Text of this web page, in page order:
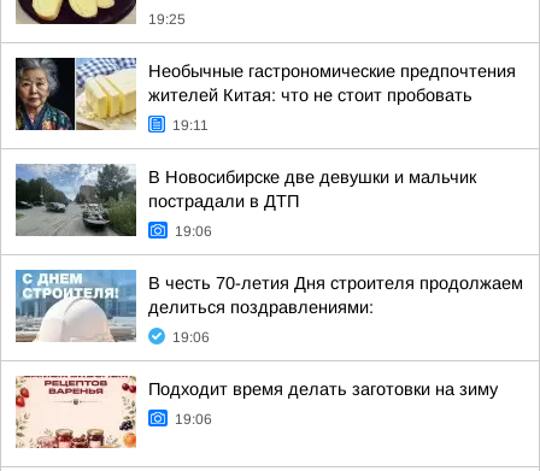
19:25
Необычные гастрономические предпочтения
жителей Китая: что не стоит пробовать
19:11
В Новосибирске две девушки и мальчик
пострадали в ДТП
19:06
В честь 70-летия Дня строителя продолжаем
делиться поздравлениями:
19:06
Подходит время делать заготовки на зиму
19:06